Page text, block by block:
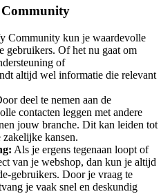
Community
Community kun je waardevolle
gebruikers. Of het nu gaat om
of
altijd wel informatie die relevant
deel te nemen aan de
contacten leggen met andere
jouw branche. Dit kan leiden tot
kansen.
Als je ergens tegenaan loopt of
van je webshop, dan kun je altijd
gebruikers. Door je vraag te
je vaak snel en deskundig